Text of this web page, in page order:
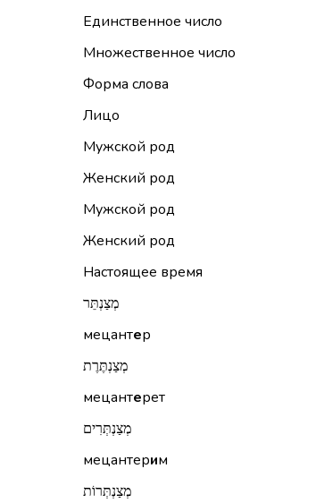
Единственное число
Множественное число
Форма слова
Лицо
Мужской род
Женский род
Мужской род
Женский род
Настоящее время
מְצַנְתֵּר
мецантер
מְצַנְתֶּרֶת
мецантерет
מְצַנְתְּרִים
мецантерим
מְצַנְתְּרוֹת